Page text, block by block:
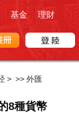
基金 理財
> >> 外匯
8種貨幣